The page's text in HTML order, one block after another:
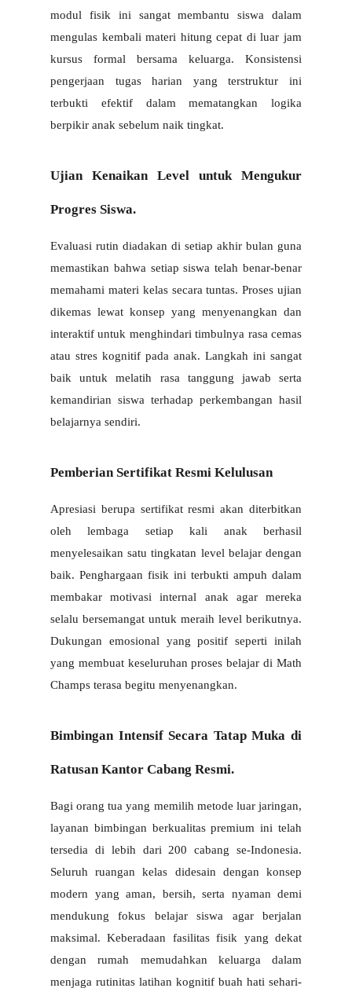
modul fisik ini sangat membantu siswa dalam
mengulas kembali materi hitung cepat di luar jam
kursus formal bersama keluarga. Konsistensi
pengerjaan tugas harian yang terstruktur ini
terbukti efektif dalam mematangkan logika
berpikir anak sebelum naik tingkat.
Ujian Kenaikan Level untuk Mengukur
Progres Siswa.
Evaluasi rutin diadakan di setiap akhir bulan guna
memastikan bahwa setiap siswa telah benar-benar
memahami materi kelas secara tuntas. Proses ujian
dikemas lewat konsep yang menyenangkan dan
interaktif untuk menghindari timbulnya rasa cemas
atau stres kognitif pada anak. Langkah ini sangat
baik untuk melatih rasa tanggung jawab serta
kemandirian siswa terhadap perkembangan hasil
belajarnya sendiri.
Pemberian Sertifikat Resmi Kelulusan
Apresiasi berupa sertifikat resmi akan diterbitkan
oleh lembaga setiap kali anak berhasil
menyelesaikan satu tingkatan level belajar dengan
baik. Penghargaan fisik ini terbukti ampuh dalam
membakar motivasi internal anak agar mereka
selalu bersemangat untuk meraih level berikutnya.
Dukungan emosional yang positif seperti inilah
yang membuat keseluruhan proses belajar di Math
Champs terasa begitu menyenangkan.
Bimbingan Intensif Secara Tatap Muka di
Ratusan Kantor Cabang Resmi.
Bagi orang tua yang memilih metode luar jaringan,
layanan bimbingan berkualitas premium ini telah
tersedia di lebih dari 200 cabang se-Indonesia.
Seluruh ruangan kelas didesain dengan konsep
modern yang aman, bersih, serta nyaman demi
mendukung fokus belajar siswa agar berjalan
maksimal. Keberadaan fasilitas fisik yang dekat
dengan rumah memudahkan keluarga dalam
menjaga rutinitas latihan kognitif buah hati sehari-